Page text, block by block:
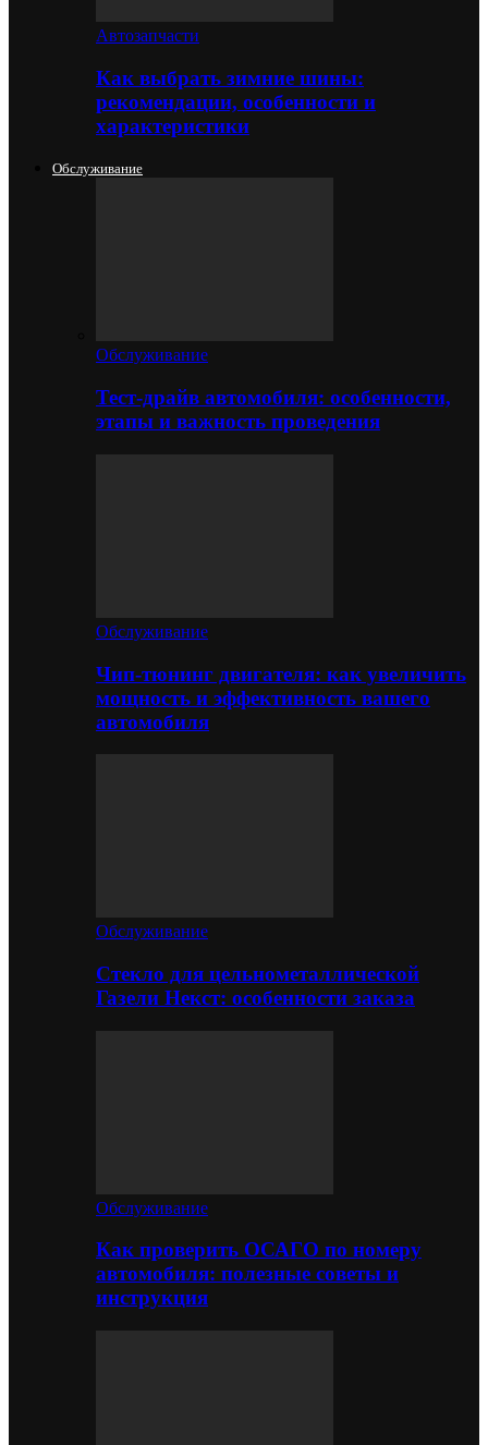
Автозапчасти
Как выбрать зимние шины:
рекомендации, особенности и
характеристики
Обслуживание
Обслуживание
Тест-драйв автомобиля: особенности,
этапы и важность проведения
Обслуживание
Чип-тюнинг двигателя: как увеличить
мощность и эффективность вашего
автомобиля
Обслуживание
Стекло для цельнометаллической
Газели Некст: особенности заказа
Обслуживание
Как проверить ОСАГО по номеру
автомобиля: полезные советы и
инструкция